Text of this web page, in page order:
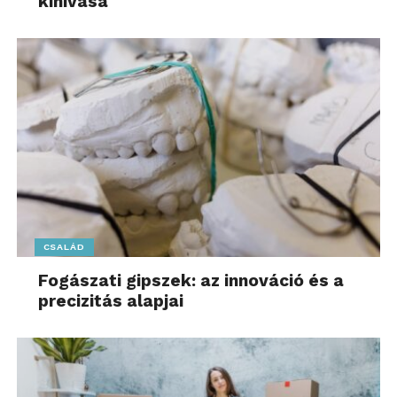
távú hatást és
versenyelőnyt
teremtsenek. Ez a C-
suite tagjainak szoros
együttműködésén múlik,
egy közös jövőkép
mentén, amelyben a
technológia a növekedés
és az érték
mozgatórugója.”
— mondta Takács István, a Deloitte Magyarország AI,
adat- és reporttranszformációért felelős szenior
CSALÁD
Fogászati gipszek: az innováció és a
precizitás alapjai